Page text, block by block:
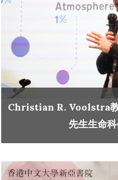
Christian R. Voolstra教
先生生命科